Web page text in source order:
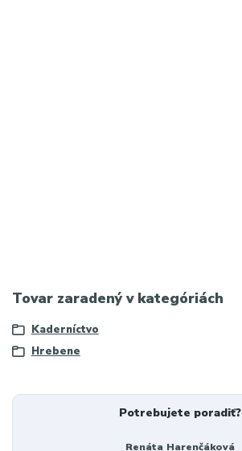
Tovar zaradený v kategóriách
Kaderníctvo
Hrebene
Potrebujete poradiť?
Renáta Harenčáková